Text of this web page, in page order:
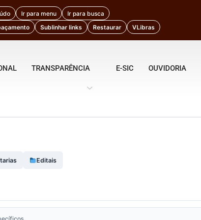
Ir para menu
Ir para busca
Sublinhar links Restaurar VLibras
TRANSPARÊNCIA E-SIC OUVIDORIA
Editais